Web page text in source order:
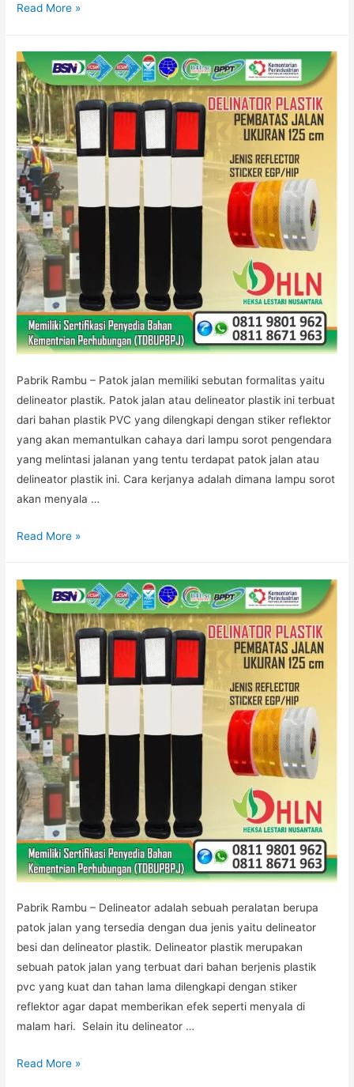
Delineator
Reflektor
EGP
Pada
Sebuah
Jalan
Read More »
Pabrik Rambu – Patok jalan memiliki sebutan formalitas yaitu
delineator plastik. Patok jalan atau delineator plastik ini terbuat
dari bahan plastik PVC yang dilengkapi dengan stiker reflektor
yang akan memantulkan cahaya dari lampu sorot pengendara
yang melintasi jalanan yang tentu terdapat patok jalan atau
delineator plastik ini. Cara kerjanya adalah dimana lampu sorot
akan menyala …
Jual
Delineator
Plastik
Harga
Pabrik
di
Cipayung
Bambu
Apus
Read More »
Pabrik Rambu – Delineator adalah sebuah peralatan berupa
patok jalan yang tersedia dengan dua jenis yaitu delineator
besi dan delineator plastik. Delineator plastik merupakan
sebuah patok jalan yang terbuat dari bahan berjenis plastik
pvc yang kuat dan tahan lama dilengkapi dengan stiker
reflektor agar dapat memberikan efek seperti menyala di
malam hari. Selain itu delineator …
Pabrik
Read More »